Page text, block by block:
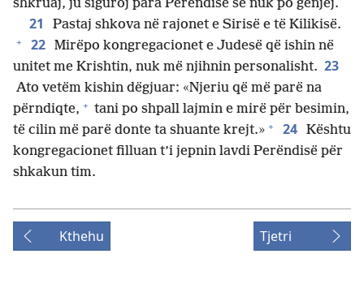
shkruaj, ju siguroj para Perëndisë se nuk po gënjej.
21 Pastaj shkova në rajonet e Sirisë e të Kilikisë.
+ 22 Mirëpo kongregacionet e Judesë që ishin në
unitet me Krishtin, nuk më njihnin personalisht. 23
Ato vetëm kishin dëgjuar: «Njeriu që më parë na
përndiqte, + tani po shpall lajmin e mirë për besimin,
të cilin më parë donte ta shuante krejt.» + 24 Kështu
kongregacionet filluan t’i jepnin lavdi Perëndisë për
shkakun tim.
Kthehu Tjetri